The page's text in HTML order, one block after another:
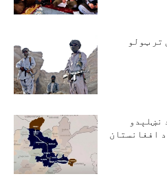
تر ټولو
نښلېدو
افغانستان